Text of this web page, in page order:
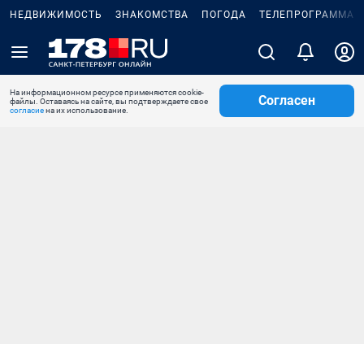
НЕДВИЖИМОСТЬ ЗНАКОМСТВА ПОГОДА ТЕЛЕПРОГРАММА
На информационном ресурсе применяются cookie-
файлы. Оставаясь на сайте, вы подтверждаете свое
согласиена их использование.
Согласен